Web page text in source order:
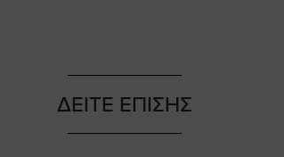
ΔΕΙΤΕ ΕΠΙΣΗΣ